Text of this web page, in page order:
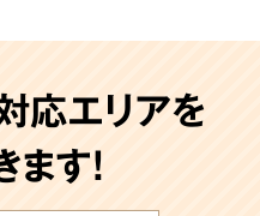
応エリアを
ます!